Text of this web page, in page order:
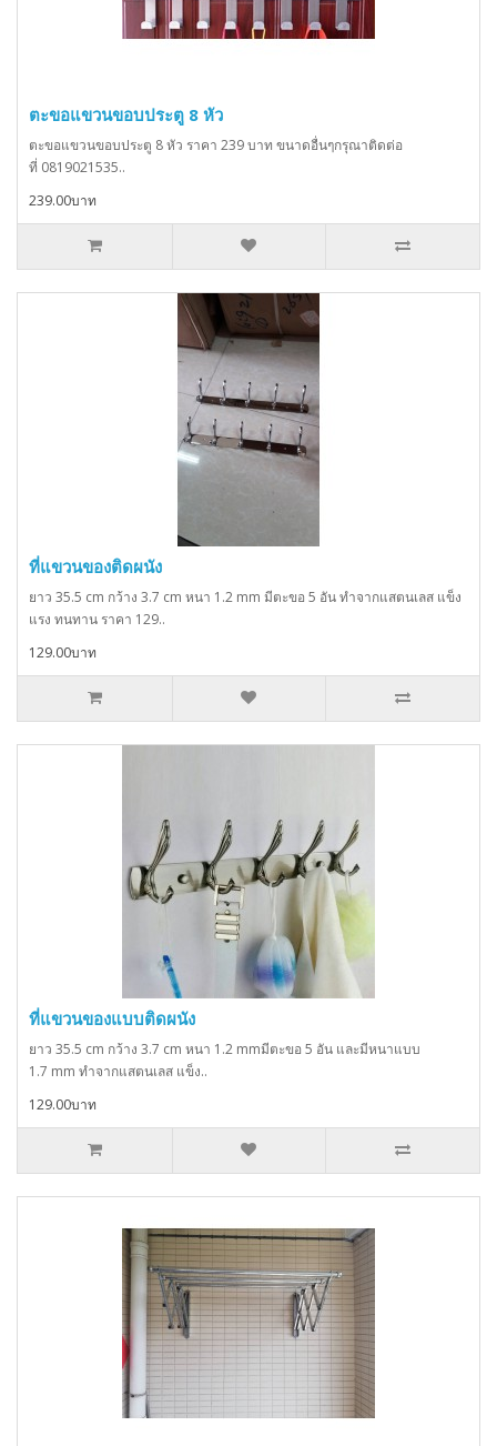
ตะขอแขวนขอบประตู 8 หัว
ตะขอแขวนขอบประตู 8 หัว ราคา 239 บาท ขนาดอื่นๆกรุณาติดต่อ
ที่ 0819021535..
239.00บาท
ที่แขวนของติดผนัง
ยาว 35.5 cm กว้าง 3.7 cm หนา 1.2 mm มีตะขอ 5 อัน ทำจากแสตนเลส แข็ง
แรง ทนทาน ราคา 129..
129.00บาท
ที่แขวนของแบบติดผนัง
ยาว 35.5 cm กว้าง 3.7 cm หนา 1.2 mmมีตะขอ 5 อัน และมีหนาแบบ
1.7 mm ทำจากแสตนเลส แข็ง..
129.00บาท